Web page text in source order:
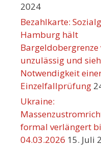
2024
Bezahlkarte:
Hamburg hält
unzulässig und
Notwendigkeit
Einzelfallprüfung
Ukraine:
formal verlängert
04.03.2026 15. Juli